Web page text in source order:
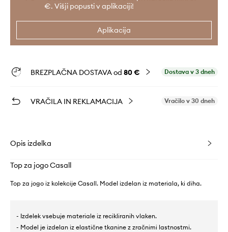
€. Višji popusti v aplikaciji!
Aplikacija
BREZPLAČNA DOSTAVA od 80 € Dostava v 3 dneh
VRAČILA IN REKLAMACIJA Vračilo v 30 dneh
Opis izdelka
Top za jogo Casall
Top za jogo iz kolekcije Casall. Model izdelan iz materiala, ki diha.
- Izdelek vsebuje materiale iz recikliranih vlaken.
- Model je izdelan iz elastične tkanine z zračnimi lastnostmi.